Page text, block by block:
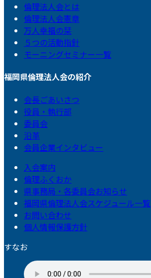
倫理法人会とは
倫理法人会憲章
万人幸福の栞
５つの活動指針
モーニングセミナー一覧
福岡県倫理法人会の紹介
会長ごあいさつ
役員・執行部
委員会
沿革
会員企業インタビュー
入会案内
倫理ふくおか
県事務局・各委員会お知らせ
福岡県倫理法人会スケジュール一覧
お問い合わせ
個人情報保護方針
すなお